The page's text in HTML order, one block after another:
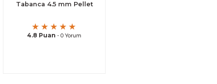
Tabanca 4.5 mm Pellet
4.8 Puan - 0 Yorum